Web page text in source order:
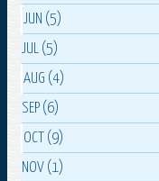
JUN (5)
JUL (5)
AUG (4)
SEP (6)
OCT (9)
NOV (1)